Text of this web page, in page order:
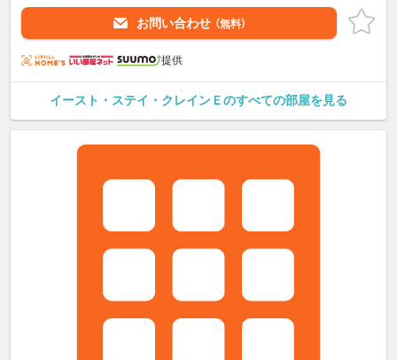
お問い合わせ （無料）
提供
イースト・ステイ・クレインＥのすべての部屋を見る